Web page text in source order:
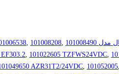
, 101008208, 101008490
, 101022605 TZFWS24VDC,
AZR31T2/24VDC, 101052005,